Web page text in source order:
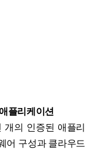
플리케이션
의 인증된 애플리
어 구성과 클라우드